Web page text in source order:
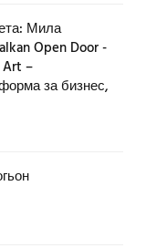
Мила
Open Door -
Art –
за бизнес,